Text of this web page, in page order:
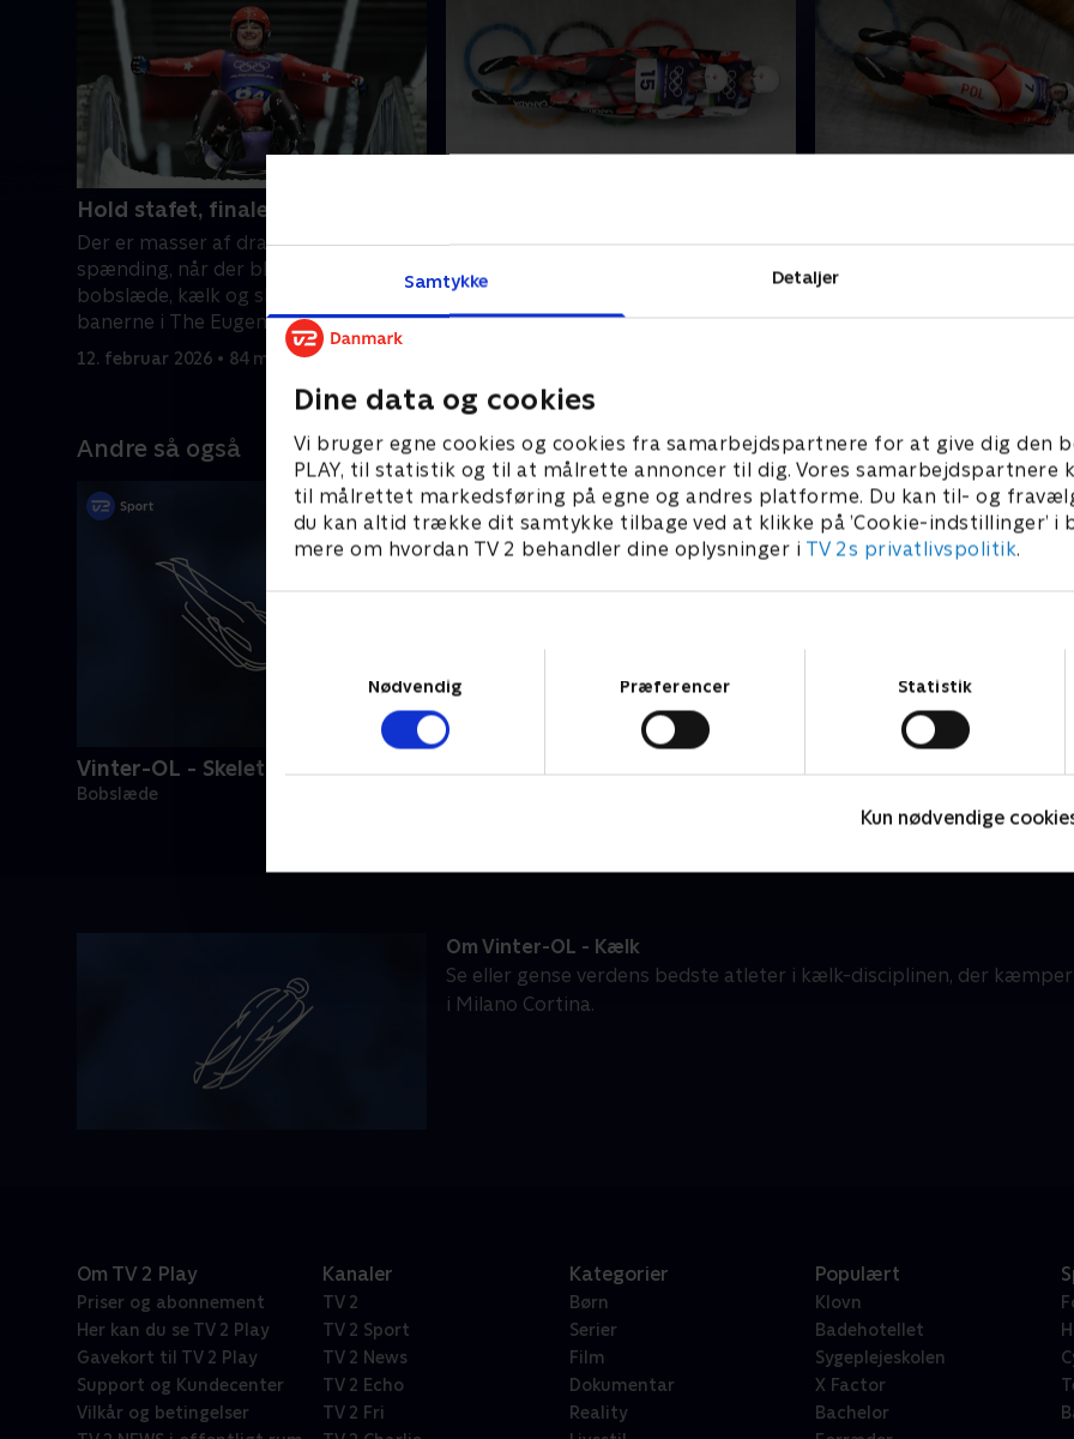
Samtykke Detaljer
Dine data og cookies
Vi bruger egne cookies og cookies fra samarbejdspartnere for at give dig den
PLAY, til statistik og til at målrette annoncer til dig. Vores samarbejdspartnere
til målrettet markedsføring på egne og andres platforme. Du kan til- og
du kan altid trække dit samtykke tilbage ved at klikke på ’Cookie-indstillinger’ i
mere om hvordan TV 2 behandler dine oplysninger i TV 2s privatlivspolitik.
Nødvendig
Præferencer Statistik
Kun nødvendige
Hold stafet, finale (k)
Der er masser af dramatik, fart og
spænding, når der bliver kørt
bobslæde, kælk og skeleton på
banerne i The Eugenio Monti Sliding
Center in Cortina d'Ampezzo.
12. februar 2026 • 84 min
Se eller gense verdens bedste atleter i
kælk-disciplinen, der kæmper om
prestigefyldt metal til Vinter-OL i
Milano Cortina.
spænding, når der bliver kørt
Andre så også
Vinter-OL - Skeleton
Bobslæde
Om Vinter-OL - Kælk
Se eller gense verdens bedste atleter i kælk-disciplinen, der
i Milano Cortina.
Om TV 2 Play
Priser og abonnement
Her kan du se TV 2 Play
Gavekort til TV 2 Play
Support og Kundecenter
Vilkår og betingelser
Kanaler
TV 2
TV 2 Sport
TV 2 News
TV 2 Echo
TV 2 Fri
Kategorier
Børn
Serier
Film
Dokumentar
Reality
Populært
Klovn
Badehotellet
Sygeplejeskolen
X Factor
Bachelor